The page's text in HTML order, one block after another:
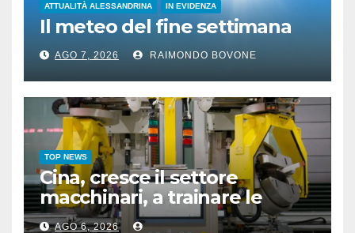
ATTUALITÀ ALESSANDRINA IN EVIDENZA
Il meteo del fine settimana
AGO 7, 2026 RAIMONDO BOVONE
TOP NEWS
Cina, cresce il settore
macchinari, a trainare le
“attrezzature intelligenti”
AGO 6, 2026